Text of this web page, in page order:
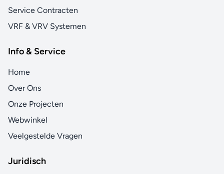
Service Contracten
VRF & VRV Systemen
Info & Service
Home
Over Ons
Onze Projecten
Webwinkel
Veelgestelde Vragen
Juridisch